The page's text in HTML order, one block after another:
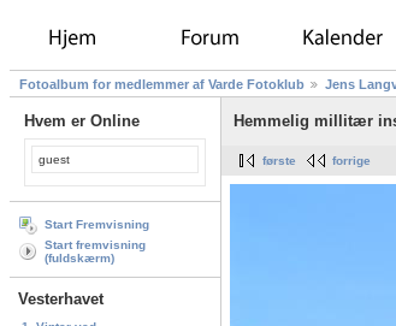
Fotoalbum for medlemmer af Varde Fotoklub Jens
Hvem er Online
guest
Start Fremvisning
Start fremvisning
(fuldskærm)
Vesterhavet
Hemmelig millitær
første forrige